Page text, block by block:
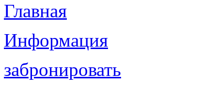
Главная
Информация
забронировать